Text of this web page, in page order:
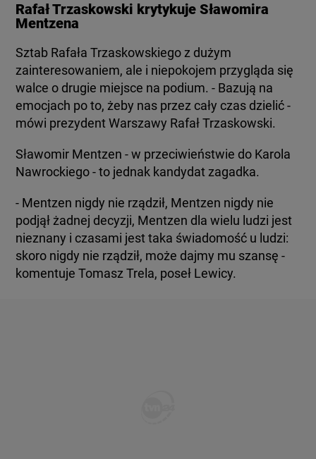
Rafał Trzaskowski krytykuje Sławomira
Mentzena
Sztab Rafała Trzaskowskiego z dużym
zainteresowaniem, ale i niepokojem przygląda się
walce o drugie miejsce na podium. - Bazują na
emocjach po to, żeby nas przez cały czas dzielić -
mówi prezydent Warszawy Rafał Trzaskowski.
Sławomir Mentzen - w przeciwieństwie do Karola
Nawrockiego - to jednak kandydat zagadka.
- Mentzen nigdy nie rządził, Mentzen nigdy nie
podjął żadnej decyzji, Mentzen dla wielu ludzi jest
nieznany i czasami jest taka świadomość u ludzi:
skoro nigdy nie rządził, może dajmy mu szansę -
komentuje Tomasz Trela, poseł Lewicy.